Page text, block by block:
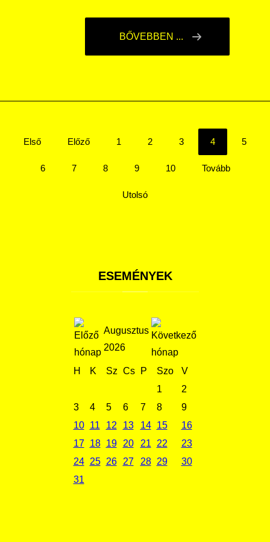
BŐVEBBEN ...
Első Előző 1 2 3 4 5
6 7 8 9 10 Tovább
Utolsó
ESEMÉNYEK
Augusztus
2026
H K Sz Cs P Szo
V
1
2
3
4 5 6 7 8
9
10
11 12 13 14 15
16
17
18 19 20 21 22
23
24
25 26 27 28 29
30
31